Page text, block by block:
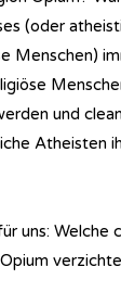
(oder
Menschen)
und
Atheisten
uns: Welche